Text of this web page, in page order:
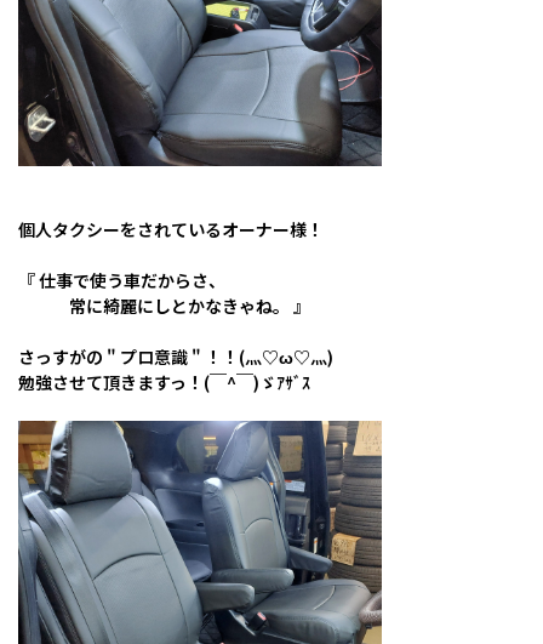
個人タクシーをされているオーナー様！
『 仕事で使う車だからさ、
常に綺麗にしとかなきゃね。 』
さっすがの " プロ意識 " ！！(灬♡ω♡灬)
勉強させて頂きますっ！(￣^￣)ゞｱｻﾞｽ